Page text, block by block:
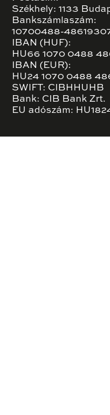
Székhely: 1133
Bankszámlaszám:
10700488-
IBAN (HUF):
HU66 1070 0488
IBAN (EUR):
HU24 1070 0488
SWIFT: CIBHHUHB
Bank: CIB Bank Zrt.
EU adószám: